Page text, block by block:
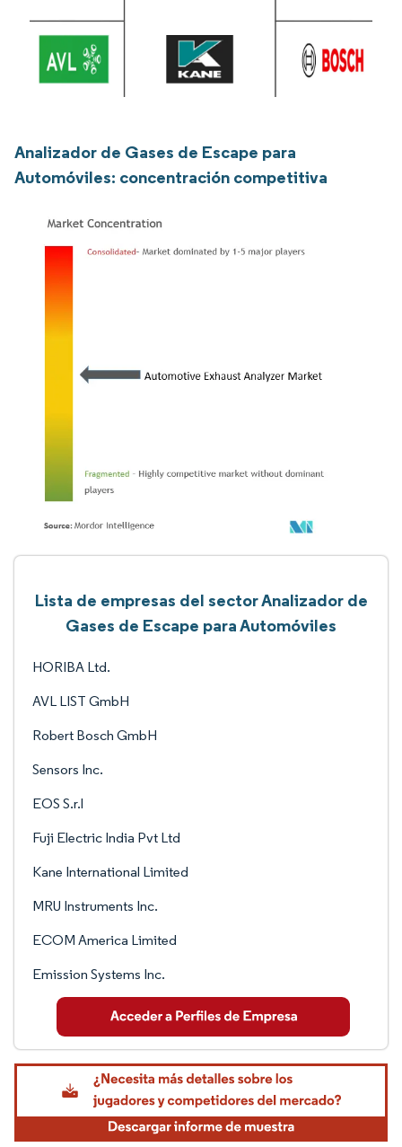
Analizador de Gases de Escape para
Automóviles: concentración competitiva
Lista de empresas del sector Analizador de
Gases de Escape para Automóviles
HORIBA Ltd.
AVL LIST GmbH
Robert Bosch GmbH
Sensors Inc.
EOS S.r.l
Fuji Electric India Pvt Ltd
Kane International Limited
MRU Instruments Inc.
ECOM America Limited
Emission Systems Inc.